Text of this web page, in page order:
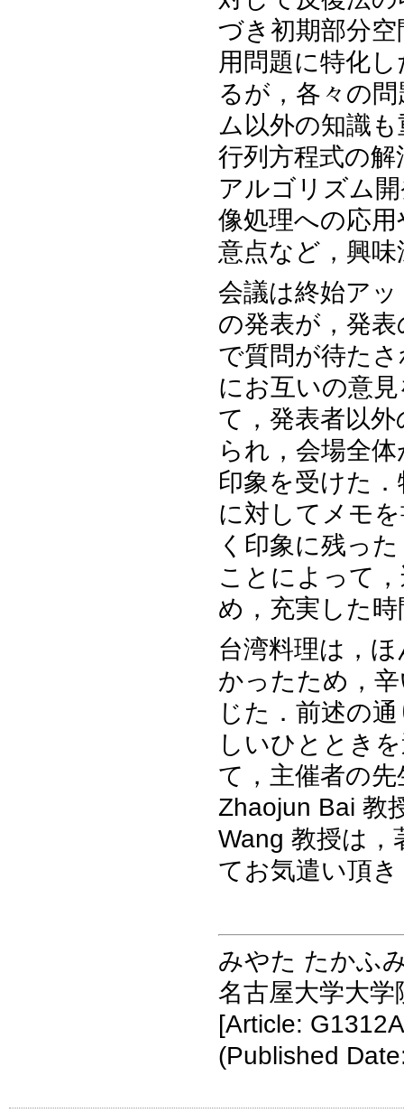
づき初期部分
用問題に特化
るが，各々の
ム以外の知識
行列方程式の
アルゴリズム
像処理への応
意点など，興
会議は終始ア
の発表が，発
で質問が待た
にお互いの意
て，発表者以
られ，会場全
印象を受けた
に対してメモ
く印象に残っ
ことによって
め，充実した
台湾料理は，
かったため，
じた．前述の
しいひととき
て，主催者の
Zhaojun Bai 教
Wang 教授は，
てお気遣い頂
みやた たかふ
名古屋大学大学
[Article:
(Published